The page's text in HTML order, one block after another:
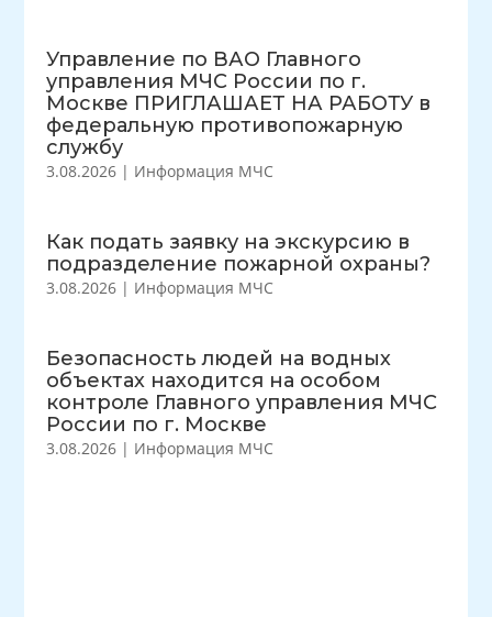
Управление по ВАО Главного
управления МЧС России по г.
Москве ПРИГЛАШАЕТ НА РАБОТУ в
федеральную противопожарную
службу
3.08.2026 | Информация МЧС
Как подать заявку на экскурсию в
подразделение пожарной охраны?
3.08.2026 | Информация МЧС
Безопасность людей на водных
объектах находится на особом
контроле Главного управления МЧС
России по г. Москве
3.08.2026 | Информация МЧС